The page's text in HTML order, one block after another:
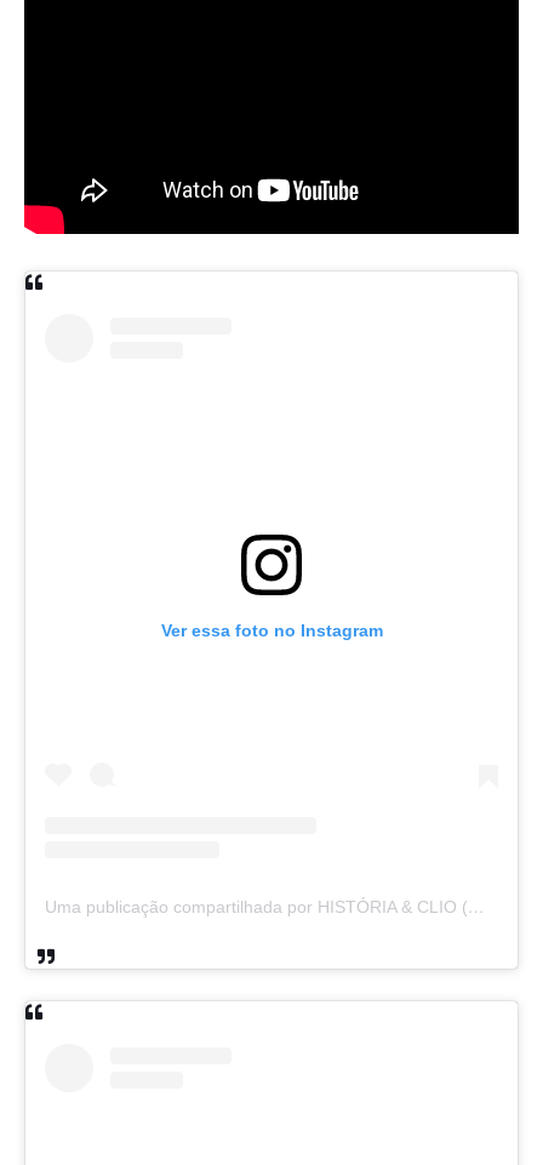
Ver essa foto no Instagram
Uma publicação compartilhada por HISTÓRIA & CLIO (@historiaeclio)